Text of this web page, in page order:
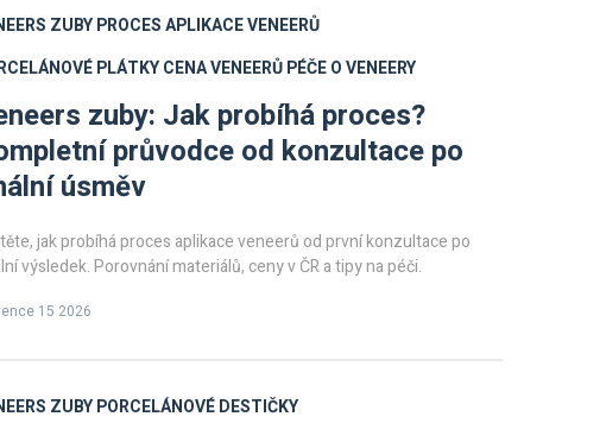
ZUBYPROCES APLIKACE VENEERŮ
PLÁTKYCENA VENEERŮPÉČE O VENEERY
zuby: Jak probíhá proces?
průvodce od konzultace po
úsměv
jak probíhá proces aplikace veneerů od první konzultace po
výsledek. Porovnání materiálů, ceny v ČR a tipy na péči.
15 2026
ZUBYPORCELÁNOVÉ DESTIČKY